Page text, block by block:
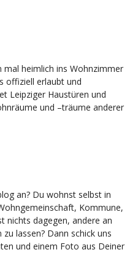
heimlich ins Wohnzimmer
offiziell erlaubt und
Leipziger Haustüren und
und –träume anderer
an? Du wohnst selbst in
Kommune,
nichts dagegen, andere an
lassen? Dann schick uns
und einem Foto aus Deiner